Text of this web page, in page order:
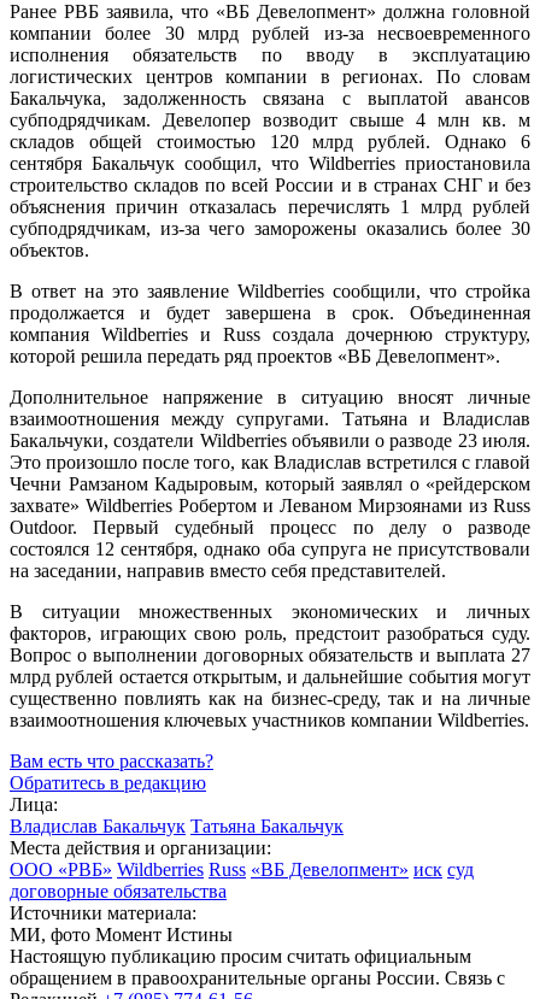
Ранее РВБ заявила, что «ВБ Девелопмент» должна головной
компании более 30 млрд рублей из-за несвоевременного
исполнения обязательств по вводу в эксплуатацию
логистических центров компании в регионах. По словам
Бакальчука, задолженность связана с выплатой авансов
субподрядчикам. Девелопер возводит свыше 4 млн кв. м
складов общей стоимостью 120 млрд рублей. Однако 6
сентября Бакальчук сообщил, что Wildberries приостановила
строительство складов по всей России и в странах СНГ и без
объяснения причин отказалась перечислять 1 млрд рублей
субподрядчикам, из-за чего заморожены оказались более 30
объектов.
В ответ на это заявление Wildberries сообщили, что стройка
продолжается и будет завершена в срок. Объединенная
компания Wildberries и Russ создала дочернюю структуру,
которой решила передать ряд проектов «ВБ Девелопмент».
Дополнительное напряжение в ситуацию вносят личные
взаимоотношения между супругами. Татьяна и Владислав
Бакальчуки, создатели Wildberries объявили о разводе 23 июля.
Это произошло после того, как Владислав встретился с главой
Чечни Рамзаном Кадыровым, который заявлял о «рейдерском
захвате» Wildberries Робертом и Леваном Мирзоянами из Russ
Outdoor. Первый судебный процесс по делу о разводе
состоялся 12 сентября, однако оба супруга не присутствовали
на заседании, направив вместо себя представителей.
В ситуации множественных экономических и личных
факторов, играющих свою роль, предстоит разобраться суду.
Вопрос о выполнении договорных обязательств и выплата 27
млрд рублей остается открытым, и дальнейшие события могут
существенно повлиять как на бизнес-среду, так и на личные
взаимоотношения ключевых участников компании Wildberries.
Вам есть что рассказать?
Обратитесь в редакцию
Лица:
Владислав Бакальчук Татьяна Бакальчук
Места действия и организации:
ООО «РВБ» Wildberries Russ «ВБ Девелопмент» иск суд
договорные обязательства
Источники материала:
МИ, фото Момент Истины
Настоящую публикацию просим считать официальным
обращением в правоохранительные органы России. Связь с